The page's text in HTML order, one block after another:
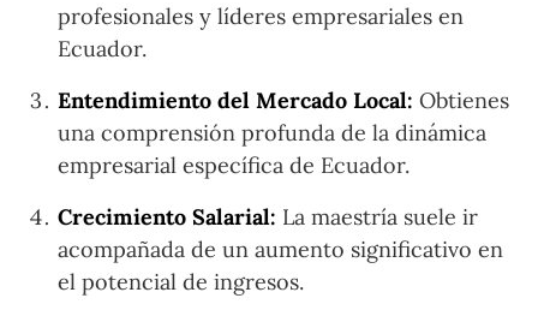
profesionales y líderes empresariales en
Ecuador.
Entendimiento del Mercado Local: Obtienes
una comprensión profunda de la dinámica
empresarial específica de Ecuador.
Crecimiento Salarial: La maestría suele ir
acompañada de un aumento significativo en
el potencial de ingresos.